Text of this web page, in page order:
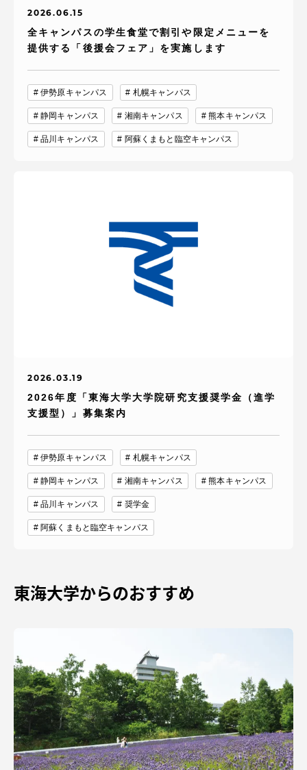
2026.06.15
全キャンパスの学生食堂で割引や限定メニューを
提供する「後援会フェア」を実施します
伊勢原キャンパス 札幌キャンパス
静岡キャンパス 湘南キャンパス 熊本キャンパス
品川キャンパス 阿蘇くまもと臨空キャンパス
2026.03.19
2026年度「東海大学大学院研究支援奨学金（進学
支援型）」募集案内
伊勢原キャンパス 札幌キャンパス
静岡キャンパス 湘南キャンパス 熊本キャンパス
品川キャンパス 奨学金
阿蘇くまもと臨空キャンパス
東海大学からのおすすめ